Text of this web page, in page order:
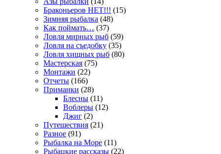
Браконьеров НЕТ!!! (15)
Зимняя рыбалка (48)
Как поймать… (37)
Ловля мирных рыб (59)
Ловля на съедобку (35)
Ловля хищных рыб (80)
Мастерская (75)
Монтажи (22)
Отчеты (166)
Приманки (28)
Блесны (11)
Воблеры (12)
Джиг (2)
Путешествия (21)
Разное (91)
Рыбалка на Море (11)
Рыбацкие рассказы (22)